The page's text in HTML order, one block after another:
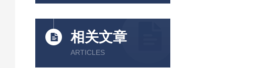
相关文章
ARTICLES